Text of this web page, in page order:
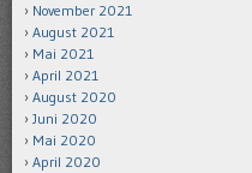
November 2021
August 2021
Mai 2021
April 2021
August 2020
Juni 2020
Mai 2020
April 2020